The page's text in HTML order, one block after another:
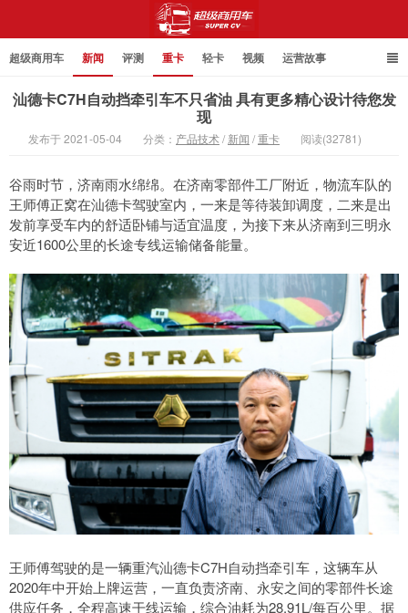
超级商用车
超级商用车 新闻 评测 重卡 轻卡 视频 运营故事
汕德卡C7H自动挡牵引车不只省油 具有更多精心设计待您发
现
发布于 2021-05-04 分类： 产品技术/ 新闻 /重卡 阅读(32781)
谷雨时节，济南雨水绵绵。在济南零部件工厂附近，物流车队的
王师傅正窝在汕德卡驾驶室内，一来是等待装卸调度，二来是出
发前享受车内的舒适卧铺与适宜温度，为接下来从济南到三明永
安近1600公里的长途专线运输储备能量。
王师傅驾驶的是一辆重汽汕德卡C7H自动挡牵引车，这辆车从
2020年中开始上牌运营，一直负责济南、永安之间的零部件长途
供应任务，全程高速干线运输，综合油耗为28.91L/每百公里。据